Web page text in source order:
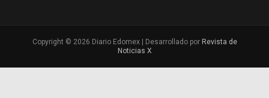
Copyright © 2026 Diario Edomex | Desarrollado por Revista de
Noticias X